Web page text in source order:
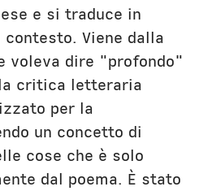
e si traduce in
Viene dalla
voleva dire "profondo"
critica letteraria
per la
un concetto di
cose che è solo
dal poema. È stato